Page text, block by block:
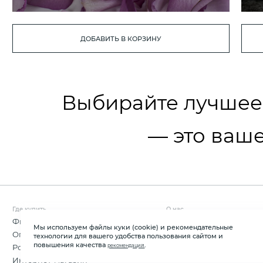
ДОБАВИТЬ В КОРЗИНУ
Мы используем файлы куки (cookie) и рекомендательные
технологии для вашего удобства пользования сайтом и
повышения качестварекомендаций
Выбирайте лучшее
— это
Где купить
Фирменные магазины
Оптовые продажи
Розничные магазины
Интернет-магазин
О нас
Новости